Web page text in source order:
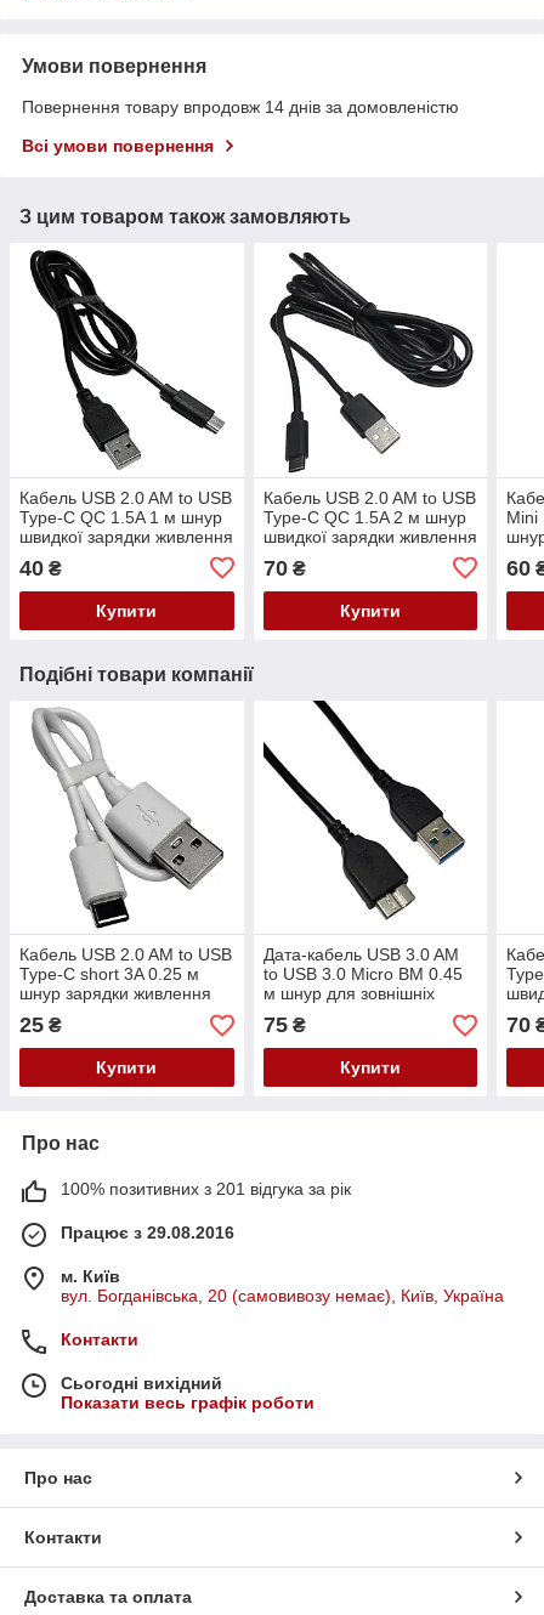
Умови повернення
Повернення товару впродовж 14 днів за домовленістю
Всі умови повернення
З цим товаром також замовляють
Кабель USB 2.0 AM to USB
Type-C QC 1.5A 1 м шнур
швидкої зарядки живлення
40 ₴
Купити
Кабель USB 2.0 AM to USB
Type-C QC 1.5A 2 м шнур
швидкої зарядки живлення
70₴
Купити
Mini
60
Подібні товари компанії
Кабель USB 2.0 AM to USB
Type-C short 3A 0.25 м
шнур зарядки живлення
білий
25 ₴
Купити
Дата-кабель USB 3.0 AM
to USB 3.0 Micro BM 0.45
м шнур для зовнішніх
жорстких дисків HDD / SSD
чорний
75₴
Купити
70
Про нас
100% позитивних з 201 відгука за рік
Працює з 29.08.2016
м. Київ
вул. Богданівська, 20 (самовивозу немає), Київ, Україна
Контакти
Сьогодні вихідний
Показати весь графік роботи
Про нас
Контакти
Доставка та оплата